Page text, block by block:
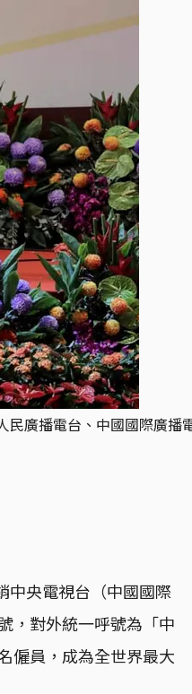
廣播電台、中國國際廣播
中央電視台（中國國際
，對外統一呼號為「中
僱員，成為全世界最大